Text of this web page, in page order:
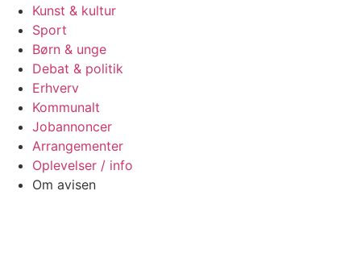
Kunst & kultur
Sport
Børn & unge
Debat & politik
Erhverv
Kommunalt
Jobannoncer
Arrangementer
Oplevelser / info
Om avisen